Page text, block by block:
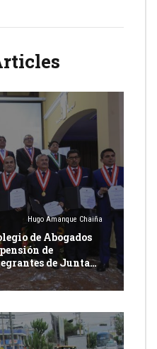
Hugo Amanque Chaiña
de Abogados
de
de Junta